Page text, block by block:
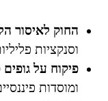
החוק לאיסור
וסנקציות
פיקוח על גופים
ומוסדות